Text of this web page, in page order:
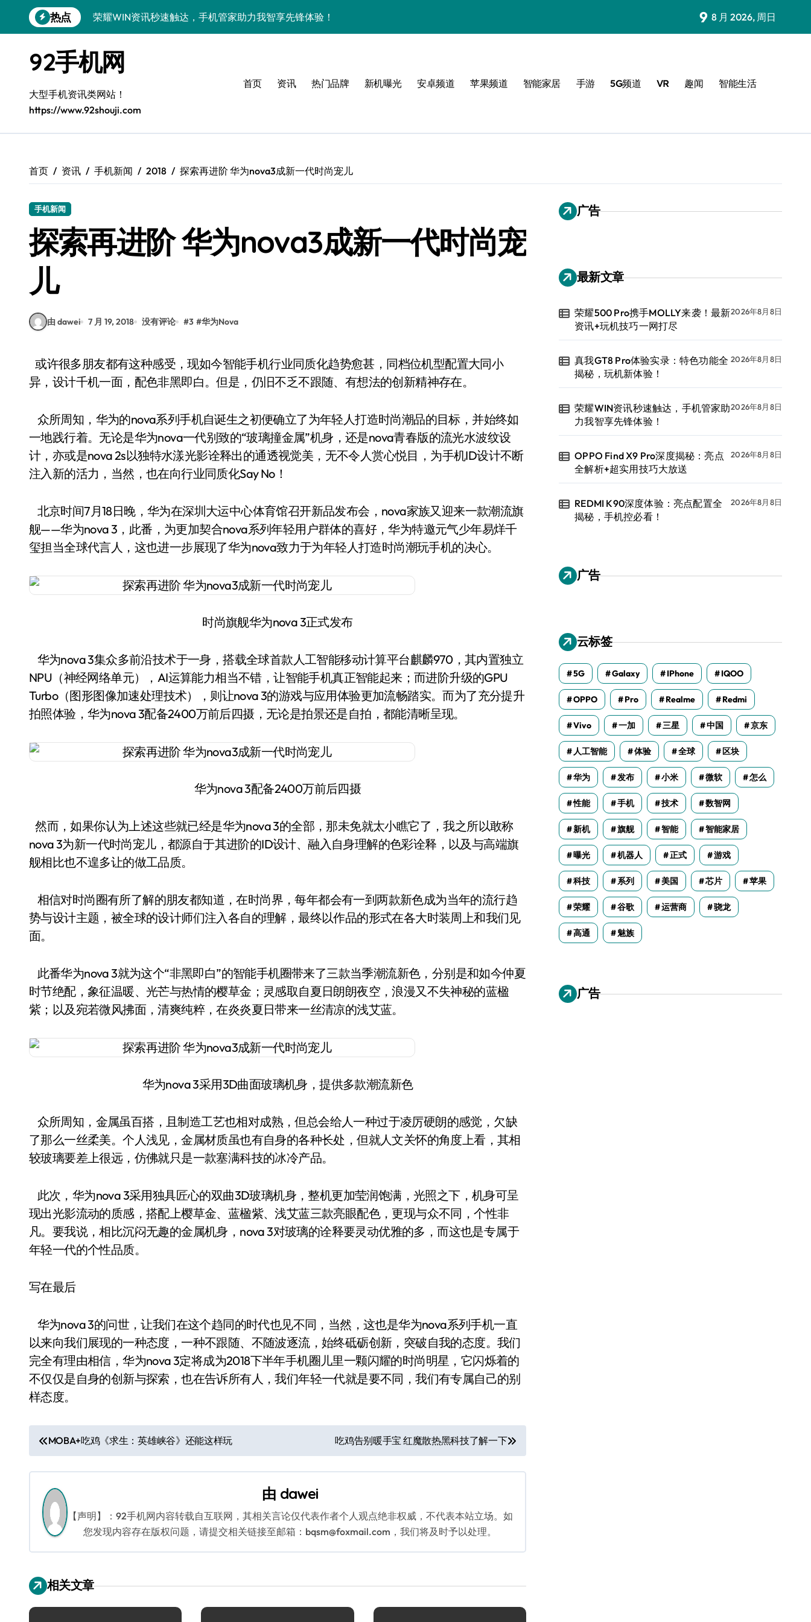
到
热点
荣耀WIN资讯秒速触达，手机管家助力我智享先锋体验！
REDMI K90深度体验：亮点配置全揭秘，手机控必看！
vivo S50 Pro mini来袭！小屏旗舰，亮点速览超带感！
荣耀ROBOT PHONE在手，智享生活，资讯秒握无遗漏！
华为nova 15 Ultra新功能解锁，优惠速递不容错过！
iPhone 17e重磅来袭！性能配置大升级，速来围观！
9 8 月 2026, 周日
92手机网
大型手机资讯类网站！
https://www.92shouji.com
首页 资讯 热门品牌 新机曝光 安卓频道 苹果频道 智能家居 手游 5G频道 VR 趣闻 智能生活
首页 资讯 手机新闻 2018 探索再进阶 华为nova3成新一代时尚宠儿
手机新闻
探索再进阶 华为nova3成新一代时尚宠
儿
由 dawei 7 月 19, 2018 没有评论 #3 #华为Nova
或许很多朋友都有这种感受，现如今智能手机行业同质化趋势愈甚，同档位机型配置大同小
异，设计千机一面，配色非黑即白。但是，仍旧不乏不跟随、有想法的创新精神存在。
众所周知，华为的nova系列手机自诞生之初便确立了为年轻人打造时尚潮品的目标，并始终如
一地践行着。无论是华为nova一代别致的“玻璃撞金属”机身，还是nova青春版的流光水波纹设
计，亦或是nova 2s以独特水漾光影诠释出的通透视觉美，无不令人赏心悦目，为手机ID设计不断
注入新的活力，当然，也在向行业同质化Say No！
北京时间7月18日晚，华为在深圳大运中心体育馆召开新品发布会，nova家族又迎来一款潮流旗
舰——华为nova 3，此番，为更加契合nova系列年轻用户群体的喜好，华为特邀元气少年易烊千
玺担当全球代言人，这也进一步展现了华为nova致力于为年轻人打造时尚潮玩手机的决心。
时尚旗舰华为nova 3正式发布
华为nova 3集众多前沿技术于一身，搭载全球首款人工智能移动计算平台麒麟970，其内置独立
NPU（神经网络单元），AI运算能力相当不错，让智能手机真正智能起来；而进阶升级的GPU
Turbo（图形图像加速处理技术），则让nova 3的游戏与应用体验更加流畅踏实。而为了充分提升
拍照体验，华为nova 3配备2400万前后四摄，无论是拍景还是自拍，都能清晰呈现。
华为nova 3配备2400万前后四摄
然而，如果你认为上述这些就已经是华为nova 3的全部，那未免就太小瞧它了，我之所以敢称
nova 3为新一代时尚宠儿，都源自于其进阶的ID设计、融入自身理解的色彩诠释，以及与高端旗
舰相比也不遑多让的做工品质。
相信对时尚圈有所了解的朋友都知道，在时尚界，每年都会有一到两款新色成为当年的流行趋
势与设计主题，被全球的设计师们注入各自的理解，最终以作品的形式在各大时装周上和我们见
面。
此番华为nova 3就为这个“非黑即白”的智能手机圈带来了三款当季潮流新色，分别是和如今仲夏
时节绝配，象征温暖、光芒与热情的樱草金；灵感取自夏日朗朗夜空，浪漫又不失神秘的蓝楹
紫；以及宛若微风拂面，清爽纯粹，在炎炎夏日带来一丝清凉的浅艾蓝。
华为nova 3采用3D曲面玻璃机身，提供多款潮流新色
众所周知，金属虽百搭，且制造工艺也相对成熟，但总会给人一种过于凌厉硬朗的感觉，欠缺
了那么一丝柔美。个人浅见，金属材质虽也有自身的各种长处，但就人文关怀的角度上看，其相
较玻璃要差上很远，仿佛就只是一款塞满科技的冰冷产品。
此次，华为nova 3采用独具匠心的双曲3D玻璃机身，整机更加莹润饱满，光照之下，机身可呈
现出光影流动的质感，搭配上樱草金、蓝楹紫、浅艾蓝三款亮眼配色，更现与众不同，个性非
凡。要我说，相比沉闷无趣的金属机身，nova 3对玻璃的诠释要灵动优雅的多，而这也是专属于
年轻一代的个性品质。
写在最后
华为nova 3的问世，让我们在这个趋同的时代也见不同，当然，这也是华为nova系列手机一直
以来向我们展现的一种态度，一种不跟随、不随波逐流，始终砥砺创新，突破自我的态度。我们
完全有理由相信，华为nova 3定将成为2018下半年手机圈儿里一颗闪耀的时尚明星，它闪烁着的
不仅仅是自身的创新与探索，也在告诉所有人，我们年轻一代就是要不同，我们有专属自己的别
样态度。
文
章
导
航
MOBA+吃鸡《求生：英雄峡谷》还能这样玩 吃鸡告别暖手宝 红魔散热黑科技了解一下
由 dawei
【声明】：92手机网内容转载自互联网，其相关言论仅代表作者个人观点绝非权威，不代表本站立场。如
您发现内容存在版权问题，请提交相关链接至邮箱：bqsm@foxmail.com，我们将及时予以处理。
相关文章
广告
最新文章
荣耀500 Pro携手MOLLY来袭！最新
资讯+玩机技巧一网打尽
2026年8月8日
真我GT8 Pro体验实录：特色功能全
揭秘，玩机新体验！
2026年8月8日
荣耀WIN资讯秒速触达，手机管家助
力我智享先锋体验！
2026年8月8日
OPPO Find X9 Pro深度揭秘：亮点
全解析+超实用技巧大放送
2026年8月8日
REDMI K90深度体验：亮点配置全
揭秘，手机控必看！
2026年8月8日
广告
云标签
5G Galaxy IPhone IQOO
OPPO Pro Realme Redmi
Vivo 一加 三星 中国 京东
人工智能 体验 全球 区块
华为 发布 小米 微软 怎么
性能 手机 技术 数智网
新机 旗舰 智能 智能家居
曝光 机器人 正式 游戏
科技 系列 美国 芯片 苹果
荣耀 谷歌 运营商 骁龙
高通 魅族
广告